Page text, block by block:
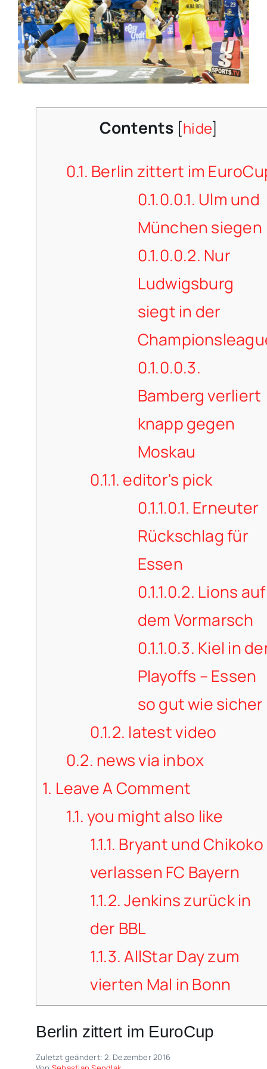
Contents [hide]
0.1. Berlin zittert im
0.1.0.0.1. Ulm und
München siegen
0.1.0.0.2. Nur
Ludwigsburg
siegt in der
0.1.0.0.3.
Bamberg verliert
knapp gegen
Moskau
0.1.1. editor's pick
0.1.1.0.1. Erneuter
Rückschlag für
Essen
0.1.1.0.2. Lions auf
dem Vormarsch
0.1.1.0.3. Kiel in
Playoffs – Essen
so gut wie sicher
0.1.2. latest video
0.2. news via inbox
1. Leave A Comment
1.1.you might also like
1.1.1. Bryant und Chikoko
verlassen FC Bayern
1.1.2.Jenkins zurück in
der BBL
1.1.3.AllStar Day zum
vierten Mal in Bonn
Berlin zittert im EuroCup
Zuletzt geändert: 2. Dezember 2016